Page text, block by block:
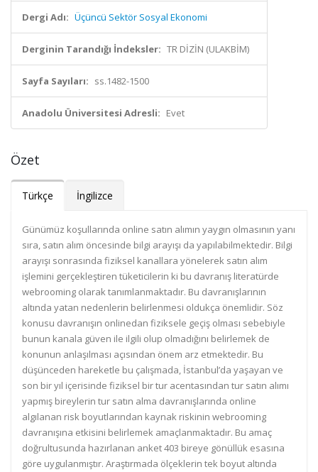
Dergi Adı: Üçüncü Sektör Sosyal Ekonomi
Derginin Tarandığı İndeksler: TR DİZİN (ULAKBİM)
Sayfa Sayıları: ss.1482-1500
Anadolu Üniversitesi Adresli: Evet
Özet
Türkçe İngilizce
Günümüz koşullarında online satın alımın yaygın olmasının yanı
sıra, satın alım öncesinde bilgi arayışı da yapılabilmektedir. Bilgi
arayışı sonrasında fiziksel kanallara yönelerek satın alım
işlemini gerçekleştiren tüketicilerin ki bu davranış literatürde
webrooming olarak tanımlanmaktadır. Bu davranışlarının
altında yatan nedenlerin belirlenmesi oldukça önemlidir. Söz
konusu davranışın onlinedan fiziksele geçiş olması sebebiyle
bunun kanala güven ile ilgili olup olmadığını belirlemek de
konunun anlaşılması açısından önem arz etmektedir. Bu
düşünceden hareketle bu çalışmada, İstanbul’da yaşayan ve
son bir yıl içerisinde fiziksel bir tur acentasından tur satın alımı
yapmış bireylerin tur satın alma davranışlarında online
algılanan risk boyutlarından kaynak riskinin webrooming
davranışına etkisini belirlemek amaçlanmaktadır. Bu amaç
doğrultusunda hazırlanan anket 403 bireye gönüllük esasına
göre uygulanmıştır. Araştırmada ölçeklerin tek boyut altında